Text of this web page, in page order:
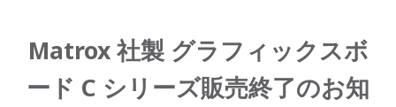
Matrox 社製 グラフィックスボ
ード C シリーズ販売終了のお知